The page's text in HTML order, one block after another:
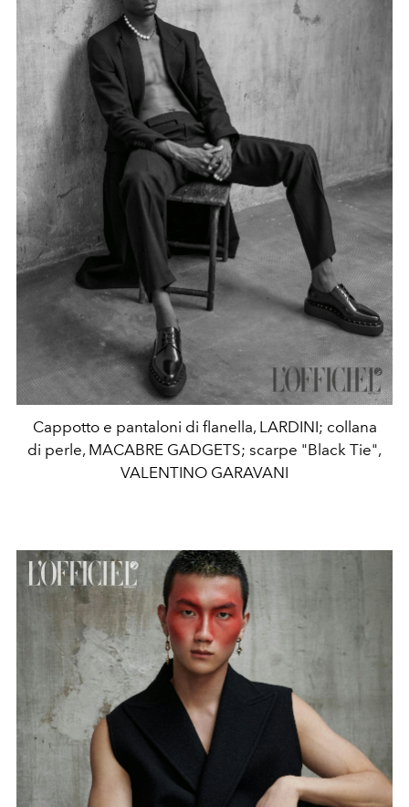
Cappotto e pantaloni di flanella, LARDINI; collana
di perle, MACABRE GADGETS; scarpe "Black Tie",
VALENTINO GARAVANI